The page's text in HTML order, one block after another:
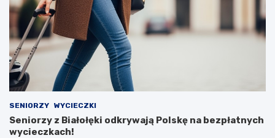
SENIORZY WYCIECZKI
Seniorzy z Białołęki odkrywają Polskę na bezpłatnych
wycieczkach!